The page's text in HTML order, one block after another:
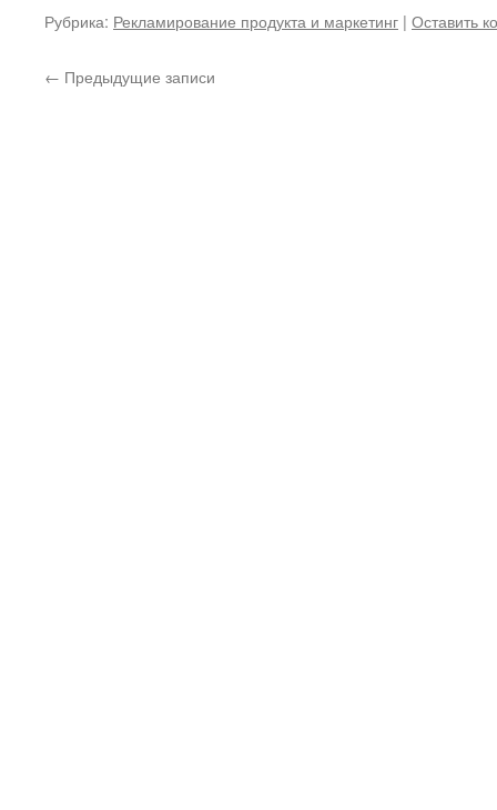
Рубрика: Рекламирование продукта и маркетинг | Оставить
← Предыдущие записи